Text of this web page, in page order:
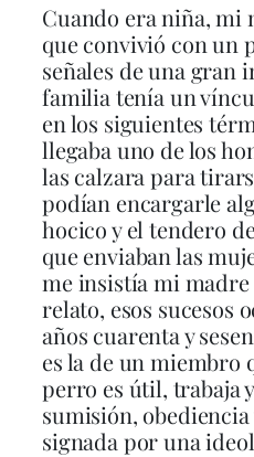
Cuando era niña, mi
que convivió con un
señales de una gran
familia tenía un
en los siguientes
llegaba uno de los
las calzara para
podían encargarle
hocico y el tendero
que enviaban las
me insistía mi madre
relato, esos sucesos
años cuarenta y
es la de un miembro
perro es útil, trabaja
sumisión,
signada por una